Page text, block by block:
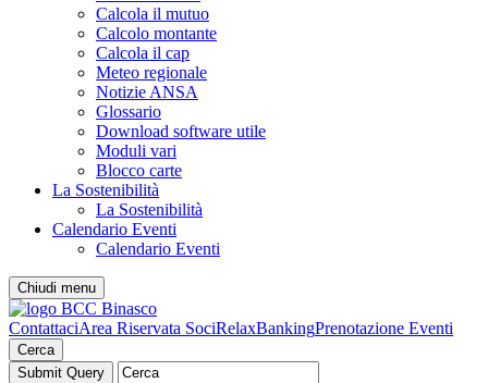
Calcola il mutuo
Calcolo montante
Calcola il cap
Meteo regionale
Notizie ANSA
Glossario
Download software utile
Moduli vari
Blocco carte
La Sostenibilità
La Sostenibilità
Calendario Eventi
Calendario Eventi
Chiudi menu
ContattaciArea Riservata SociRelaxBankingPrenotazione Eventi
Cerca